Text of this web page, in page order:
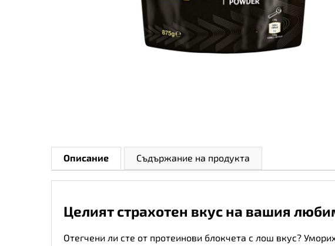
Описание Съдържание на продукта
Целият страхотен вкус на вашия
Отегчени ли сте от протеинови блокчета с лош вкус?